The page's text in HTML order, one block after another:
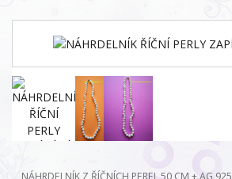
NÁHRDELNÍK Z ŘÍČNÍCH PEREL 50 CM + AG 925